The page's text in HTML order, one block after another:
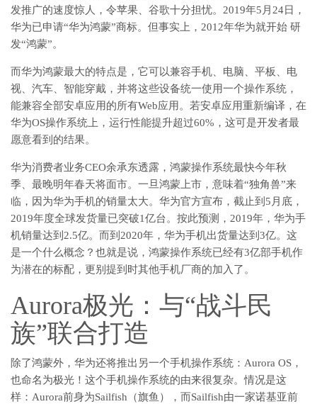
发推广的速度惊人，令苹果、谷歌十分担忧。2019年5月24日，
华为已申请“华为鸿蒙”商标。但事实上，2012年华为就开始 研
发“鸿蒙”。
而华为鸿蒙最大的特点是，它可以兼容手机、电脑、平板、电
视、汽车、智能穿戴，并将这些设备统一使用一个操作系统，
能兼容全部安卓应用的所有Web应用。若安卓应用重新编译，在
华为OS操作系统上，运行性能提升超过60%，这可是开发者最
愿意看到的结果。
华为消费者业务CEO余承东透露，鸿蒙操作系统最快今年秋
季、最晚明年春天将面市。一旦鸿蒙上市，意味着“独角兽”来
临，因为华为手机的销量太大。华为官方宣布，截止到5月底，
2019年度全球发货量已突破1亿台。按此预测，2019年，华为手
机销量达到2.5亿。而到2020年，华为手机出货量达到3亿。这
是一个什么概念？也就是说，鸿蒙操作系统已经有3亿部手机作
为潜在的标配，更别提到时其他手机厂商的加入了。
Aurora极光：与“战斗民
族”联合打造
除了鸿蒙外，华为还将推出另一个手机操作系统：Aurora OS，
也命名为极光！这个手机操作系统的由来很复杂。情况是这
样：Aurora前身为Sailfish（旗鱼），而Sailfish由一家诺基亚前